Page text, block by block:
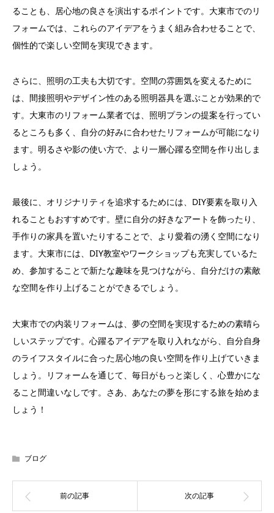
ることも、居心地の良さを演出するポイントです。大東市でのリ
フォームでは、これらのアイデアをうまく組み合わせることで、
個性的で楽しい空間を実現できます。
さらに、照明の工夫も大切です。空間の雰囲気を変えるために
は、間接照明やデザイン性のある照明器具を選ぶことが効果的で
す。大東市のリフォーム業者では、照明プランの提案を行ってい
るところも多く、自分の好みに合わせたリフォームが可能になり
ます。明るさや影の使い方で、より一層心躍る空間を作り出しま
しょう。
最後に、オリジナリティを追求するためには、DIY要素を取り入
れることもおすすめです。壁に自分の好きなアートを飾ったり、
手作りの家具を置いたりすることで、より愛着の湧く空間になり
ます。大東市には、DIY教室やワークショップも充実しているた
め、参加することで新たな趣味を見つけながら、自分だけの素敵
な空間を作り上げることができるでしょう。
大東市での内装リフォームは、夢の空間を実現するための素晴ら
しいステップです。心躍るアイデアを取り入れながら、自分自身
のライフスタイルに合った居心地の良い空間を作り上げていきま
しょう。リフォームを通じて、毎日がもっと楽しく、心豊かにな
ること間違いなしです。さあ、あなたの夢を形にする旅を始めま
しょう！
ブログ